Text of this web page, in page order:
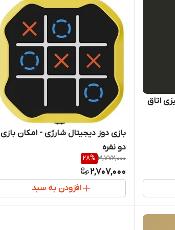
اتاق
بازی دوز دیجیتال شارژی - امکان بازی
دو نفره
3,772,000
28%
2,707,000
افزودن به سبد